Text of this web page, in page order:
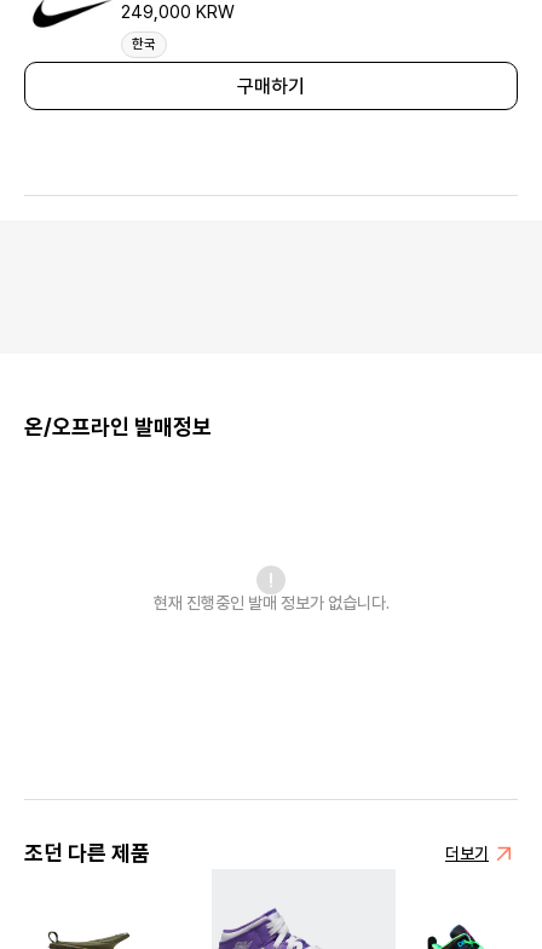
249,000 KRW
한국
구매하기
온/오프라인 발매정보
현재 진행중인 발매 정보가 없습니다.
조던 다른 제품 더보기